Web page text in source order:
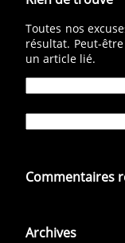
Toutes nos
résultat. Peut-
un article lié.
Commentaires
Archives